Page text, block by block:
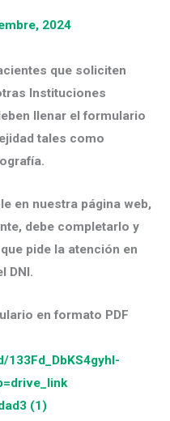
2024
que soliciten
Instituciones
llenar el formulario
tales como
en nuestra página web,
debe completarlo y
pide la atención en
DNI.
en formato PDF
(1)